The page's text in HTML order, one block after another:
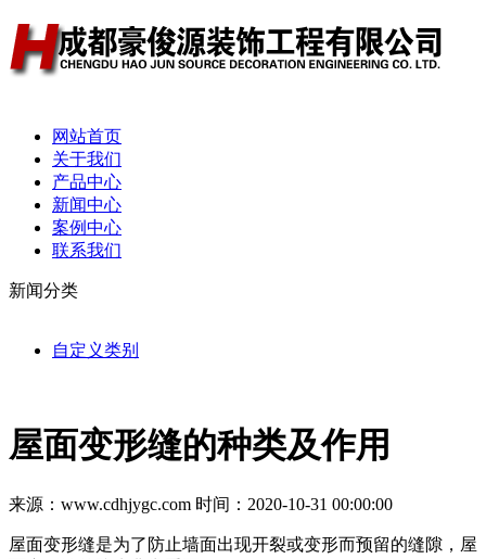
网站首页
关于我们
产品中心
新闻中心
案例中心
联系我们
新闻分类
自定义类别
屋面变形缝的种类及作用
来源：www.cdhjygc.com 时间：2020-10-31 00:00:00
屋面变形缝是为了防止墙面出现开裂或变形而预留的缝隙，屋